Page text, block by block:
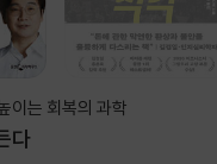
이는 회복의 과학
다